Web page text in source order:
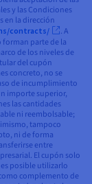
y las Condiciones
en la dirección
contracts/
. A
parte de la
de los niveles de
del cupón
concreto, no se
de incumplimiento
importe superior,
las cantidades
ni reembolsable;
tampoco
ni de forma
entre
El cupón solo
posible utilizarlo
complemento de